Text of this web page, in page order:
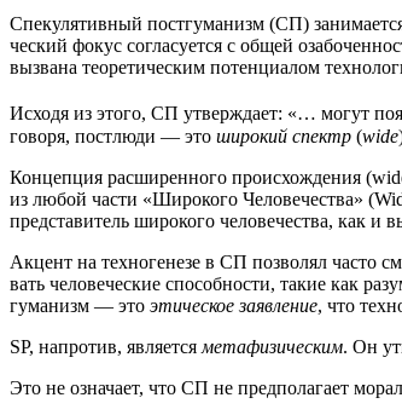
Спе­ку­ля­тив­ный пост­гу­ма­низм (СП)
че­ский фокус согла­су­ет­ся с общей
вызва­на тео­ре­ти­че­ским потен­ци­а­лом
Исхо­дя из это­го, СП утвер­жда­ет: «… могут
гово­ря, пост­лю­ди — это широ­кий спектр (wide
Кон­цеп­ция рас­ши­рен­но­го про­ис­хож­де­ния
из любой части «Широ­ко­го Чело­ве­че­ства»
пред­ста­ви­тель широ­ко­го чело­ве­че­ства, как и
Акцент на тех­но­ге­не­зе в СП поз­во­лял часто
вать чело­ве­че­ские спо­соб­но­сти, такие как
гу­ма­низм — это эти­че­ское заяв­ле­ние, что
SP, напро­тив, явля­ет­ся мета­фи­зи­че­ским. Он
Это не озна­ча­ет, что СП не пред­по­ла­га­ет